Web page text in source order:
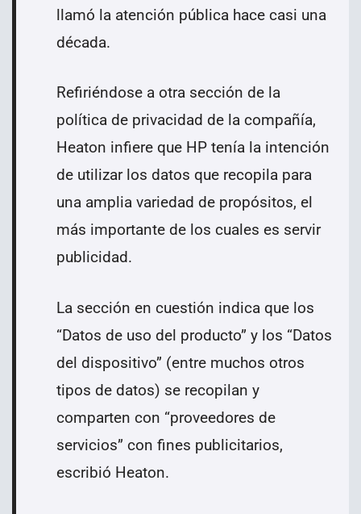
llamó la atención pública hace casi una
década.
Refiriéndose a otra sección de la
política de privacidad de la compañía,
Heaton infiere que HP tenía la intención
de utilizar los datos que recopila para
una amplia variedad de propósitos, el
más importante de los cuales es servir
publicidad.
La sección en cuestión indica que los
“Datos de uso del producto” y los “Datos
del dispositivo” (entre muchos otros
tipos de datos) se recopilan y
comparten con “proveedores de
servicios” con fines publicitarios,
escribió Heaton.